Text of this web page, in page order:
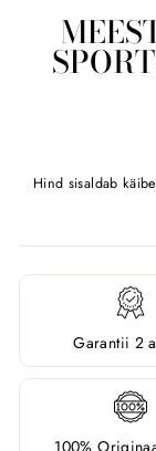
Hind sisaldab
Garantii 2